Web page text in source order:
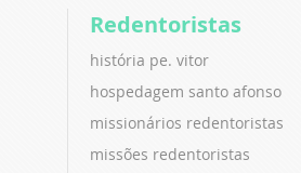
Redentoristas
história pe. vitor
hospedagem santo afonso
missionários redentoristas
missões redentoristas